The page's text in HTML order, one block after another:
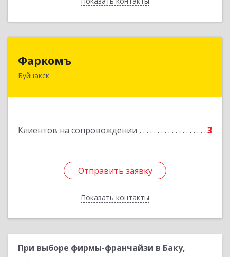
Фаркомъ
Буйнакск
Клиентов на сопровождении 3
Отправить заявку
Показать контакты
Отправить заявку
Назад
При выборе фирмы-франчайзи в Баку,